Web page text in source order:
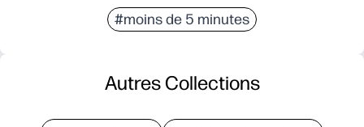
#moins de 5 minutes
Autres Collections